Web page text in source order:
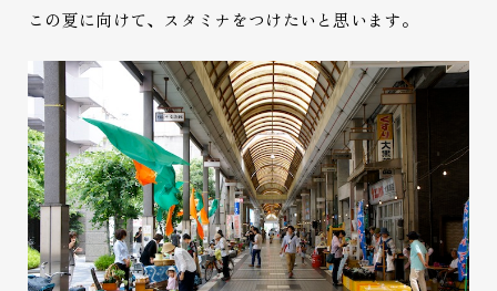
この夏に向けて、スタミナをつけたいと思います。